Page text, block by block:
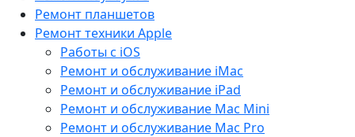
Ремонт планшетов
Ремонт техники Apple
Работы с iOS
Ремонт и обслуживание iMac
Ремонт и обслуживание iPad
Ремонт и обслуживание Mac Mini
Ремонт и обслуживание Mac Pro